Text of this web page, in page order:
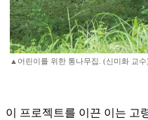
▲어린이를 위한 통나무집. (신미화 교수
이 프로젝트를 이끈 이는 고